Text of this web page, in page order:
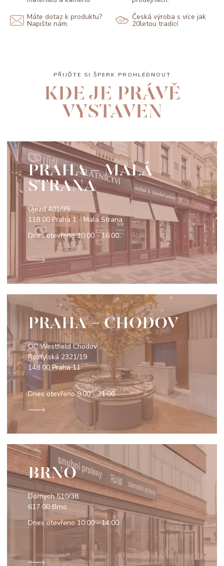
Máte dotaz k produktu?
Napište nám.
Česká výroba s více jak
20letou tradicí
PŘIJĎTE SI ŠPERK PROHLÉDNOUT
KDE JE PRÁVĚ
VYSTAVEN
PRAHA - MALÁ
STRANA
Újezd 401/35
118 00 Praha 1 - Malá Strana
Dnes otevřeno10:00 - 16:00
PRAHA - CHODOV
OC Westfield Chodov
Roztylská 2321/19
148 00 Praha 11
Dnes otevřeno9:00 - 21:00
BRNO
Dornych 510/38
617 00 Brno
Dnes otevřeno 10:00 - 14:00